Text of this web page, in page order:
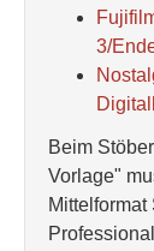
3/
Beim
Vorlage"